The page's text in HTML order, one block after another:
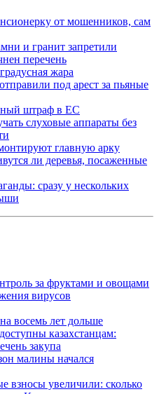
от мошенников, сам
и гранит запретили
перечень
жара
под арест за пьяные
штраф в ЕС
слуховые аппараты без
главную арку
ли деревья, посаженные
сразу у нескольких
за фруктами и овощами
вирусов
восемь лет дольше
казахстанцам:
закупа
малины начался
взносы увеличили: сколько